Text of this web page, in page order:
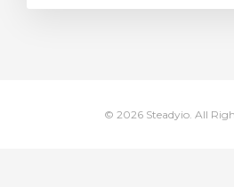
© 2026 Steadyio. All